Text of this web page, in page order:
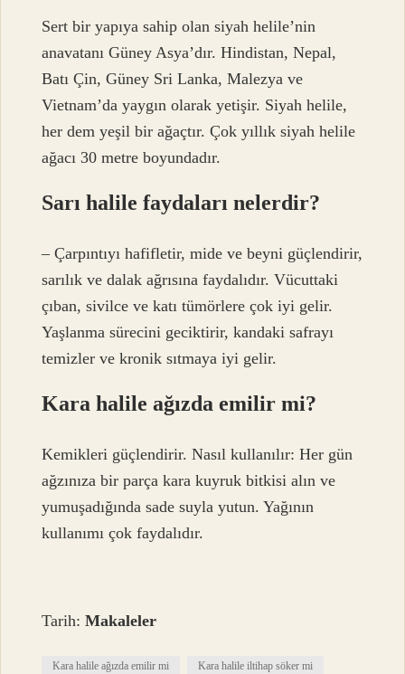
Sert bir yapıya sahip olan siyah helile’nin
anavatanı Güney Asya’dır. Hindistan, Nepal,
Batı Çin, Güney Sri Lanka, Malezya ve
Vietnam’da yaygın olarak yetişir. Siyah helile,
her dem yeşil bir ağaçtır. Çok yıllık siyah helile
ağacı 30 metre boyundadır.
Sarı halile faydaları nelerdir?
– Çarpıntıyı hafifletir, mide ve beyni güçlendirir,
sarılık ve dalak ağrısına faydalıdır. Vücuttaki
çıban, sivilce ve katı tümörlere çok iyi gelir.
Yaşlanma sürecini geciktirir, kandaki safrayı
temizler ve kronik sıtmaya iyi gelir.
Kara halile ağızda emilir mi?
Kemikleri güçlendirir. Nasıl kullanılır: Her gün
ağzınıza bir parça kara kuyruk bitkisi alın ve
yumuşadığında sade suyla yutun. Yağının
kullanımı çok faydalıdır.
Tarih:Makaleler
Kara halile ağızda emilir mi Kara halile iltihap söker mi